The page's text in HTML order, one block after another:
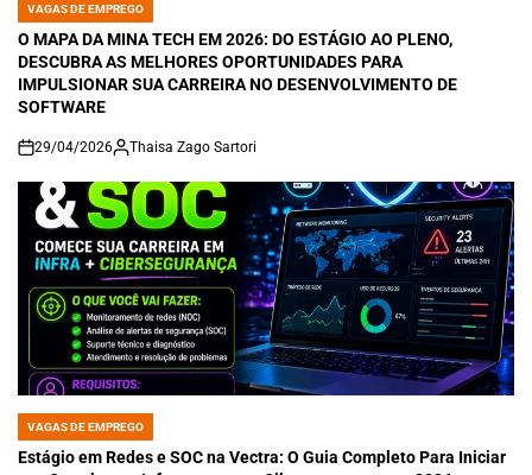
POSTED
IN
VAGAS DE EMPREGO
O MAPA DA MINA TECH EM 2026: DO ESTÁGIO AO PLENO,
DESCUBRA AS MELHORES OPORTUNIDADES PARA
IMPULSIONAR SUA CARREIRA NO DESENVOLVIMENTO DE
SOFTWARE
on
29/04/2026 Thaisa Zago Sartori
POSTED
IN
VAGAS DE EMPREGO
Estágio em Redes e SOC na Vectra: O Guia Completo Para Iniciar